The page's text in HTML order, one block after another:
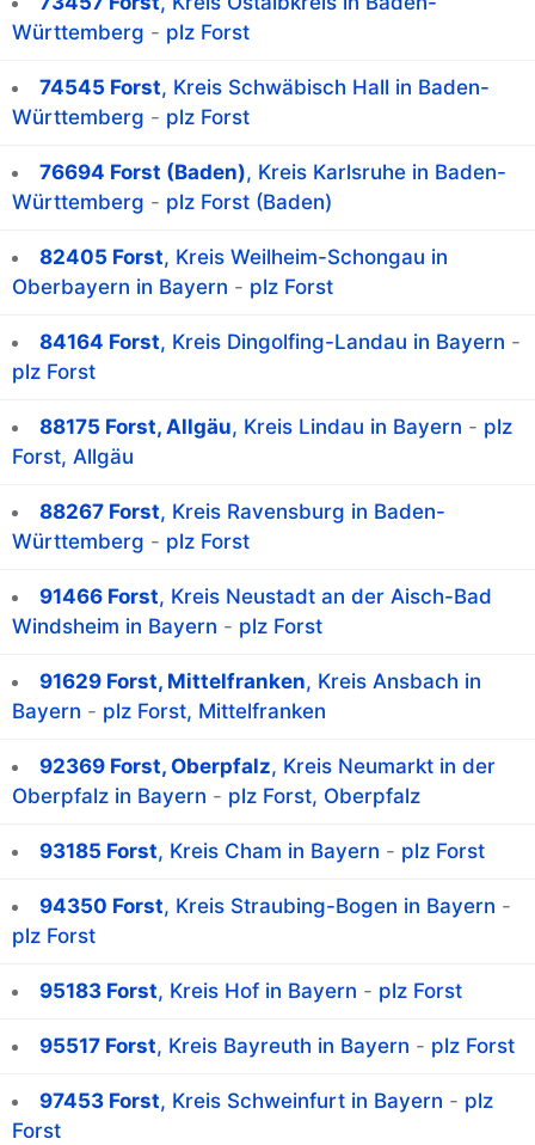
Württemberg - plz Forst
74545 Forst, Kreis Schwäbisch Hall in Baden-
Württemberg - plz Forst
76694 Forst (Baden), Kreis Karlsruhe in Baden-
Württemberg - plz Forst (Baden)
82405 Forst, Kreis Weilheim-Schongau in
Oberbayern in Bayern - plz Forst
84164 Forst, Kreis Dingolfing-Landau in Bayern -
plz Forst
88175 Forst, Allgäu, Kreis Lindau in Bayern - plz
Forst, Allgäu
88267 Forst, Kreis Ravensburg in Baden-
Württemberg - plz Forst
91466 Forst, Kreis Neustadt an der Aisch-Bad
Windsheim in Bayern - plz Forst
91629 Forst, Mittelfranken, Kreis Ansbach in
Bayern - plz Forst, Mittelfranken
92369 Forst, Oberpfalz, Kreis Neumarkt in der
Oberpfalz in Bayern - plz Forst, Oberpfalz
93185 Forst, Kreis Cham in Bayern - plz Forst
94350 Forst, Kreis Straubing-Bogen in Bayern -
plz Forst
95183 Forst, Kreis Hof in Bayern - plz Forst
95517 Forst, Kreis Bayreuth in Bayern - plz Forst
97453 Forst, Kreis Schweinfurt in Bayern - plz
Forst